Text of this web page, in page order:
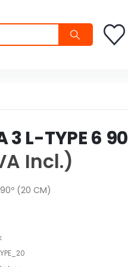
3 L-TYPE 6
Incl.)
(20 CM)